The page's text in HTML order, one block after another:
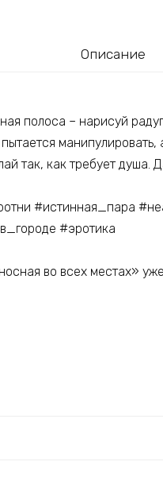
Описание
полоса – нарисуй
так, как требует душа.
#истинная_пара
#эротика
во всех местах»